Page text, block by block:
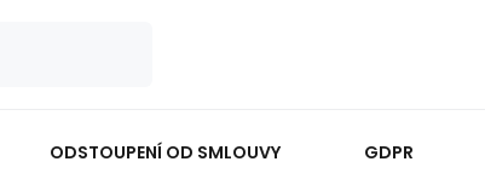
ODSTOUPENÍ OD SMLOUVY GDPR